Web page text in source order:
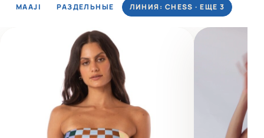
MAAJI РАЗДЕЛЬНЫЕ ЛИНИЯ: CHESS · ЕЩЕ 3